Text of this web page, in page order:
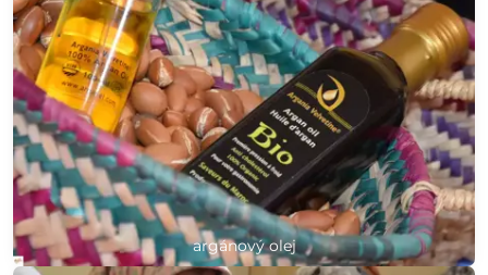
argánový olej